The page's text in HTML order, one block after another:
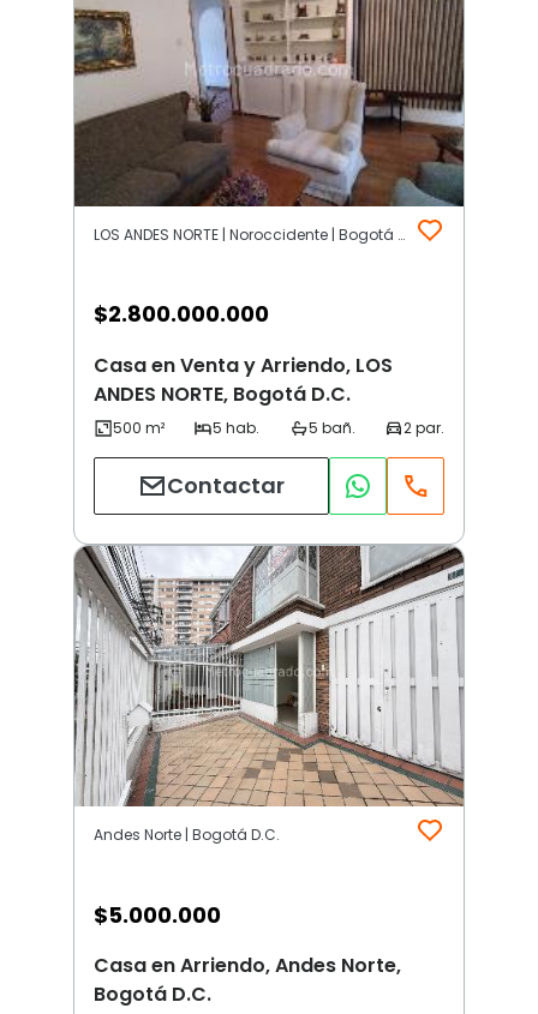
LOS ANDES NORTE | Noroccidente | Bogotá D.C.
$2.800.000.000
Casa en Venta y Arriendo, LOS
ANDES NORTE, Bogotá D.C.
Contactar
Andes Norte | Bogotá D.C.
$5.000.000
Casa en Arriendo, Andes Norte,
Bogotá D.C.